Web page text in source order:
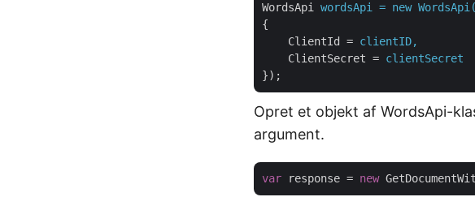
WordsApi
wordsApi = new
{
ClientId
= clientID,
ClientSecret = clientSecret
});
Opret et objekt af WordsApi-
argument.
var response = new